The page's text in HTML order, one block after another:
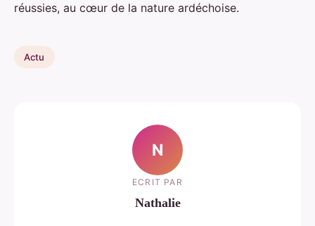
réussies, au cœur de la nature ardéchoise.
Actu
N
ECRIT PAR
Nathalie